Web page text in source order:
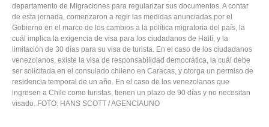
departamento de Migraciones para regularizar sus documentos. A contar
de esta jornada, comenzaron a regir las medidas anunciadas por el
Gobierno en el marco de los cambios a la política migratoria del país, la
cuál implica la exigencia de visa para los ciudadanos de Haití, y la
limitación de 30 días para su visa de turista. En el caso de los ciudadanos
venezolanos, existe la visa de responsabilidad democrática, la cuál debe
ser solicitada en el consulado chileno en Caracas, y otorga un permiso de
residencia temporal de un año. En el caso de los venezolanos que
ingresen a Chile como turistas, tienen un plazo de 90 días y no necesitan
visado. FOTO: HANS SCOTT / AGENCIAUNO